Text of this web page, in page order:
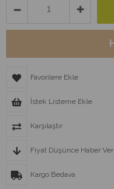
Favorilere Ekle
İstek Listeme Ekle
Karşılaştır
Fiyat Düşünce Haber Ver
Kargo Bedava